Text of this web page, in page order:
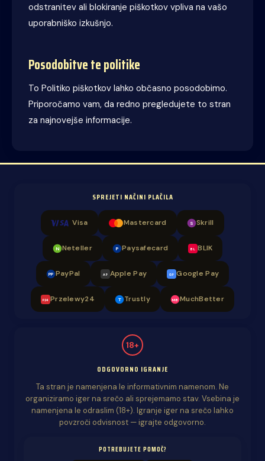
odstranitev ali blokiranje piškotkov vpliva na vašo
uporabniško izkušnjo.
Posodobitve te politike
To Politiko piškotkov lahko občasno posodobimo.
Priporočamo vam, da redno pregledujete to stran
za najnovejše informacije.
SPREJETI NAČINI PLAČILA
Visa Mastercard S Skrill
N Neteller P Paysafecard BL BLIK
PP PayPal AP Apple Pay GP Google Pay
P24 Przelewy24 T Trustly MB MuchBetter
18+
ODGOVORNO IGRANJE
Ta stran je namenjena le informativnim namenom. Ne
organiziramo iger na srečo ali sprejemamo stav. Vsebina je
namenjena le odraslim (18+). Igranje iger na srečo lahko
povzroči odvisnost — igrajte odgovorno.
POTREBUJETE POMOČ?